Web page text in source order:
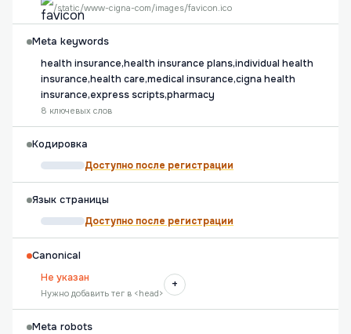
/static/www-cigna-com/images/favicon.ico
Meta keywords
health insurance,health insurance plans,individual health
insurance,health care,medical insurance,cigna health
insurance,express scripts,pharmacy
8 ключевых слов
Кодировка
Доступно после регистрации
Язык страницы
Доступно после регистрации
Canonical
Не указан
Нужно добавить тег в <head>
+
Meta robots